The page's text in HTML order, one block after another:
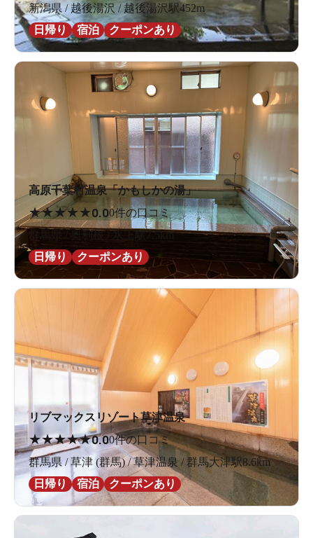
新潟県 / 越後湯沢 / 越後湯沢駅452m
日帰り
宿泊 クーポンあり
高原千葉村温泉「かもしかの湯」
★★★★★0.00件の口コミ
群馬県 / 奥利根 / 水上駅7.5km
日帰り
クーポンあり
リブマックスリゾート草津温泉
★★★★★0.00件の口コミ
群馬県 / 草津 (群馬) / 草津温泉 / 群馬大津駅8.6km
日帰り
宿泊 クーポンあり